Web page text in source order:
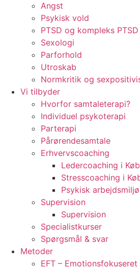
Angst
Psykisk vold
PTSD og kompleks PTSD
Sexologi
Parforhold
Utroskab
Normkritik og
Vi tilbyder
Hvorfor samtaleterapi?
Individuel psykoterapi
Parterapi
Pårørendesamtale
Erhvervscoaching
Ledercoaching i
Stresscoaching i
Psykisk
Supervision
Supervision
Specialistkurser
Spørgsmål & svar
Metoder
EFT –